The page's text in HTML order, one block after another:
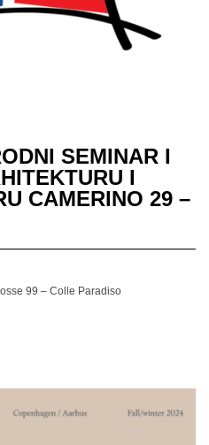
SEMINAR I
I
CAMERINO 29 –
99 – Colle Paradiso